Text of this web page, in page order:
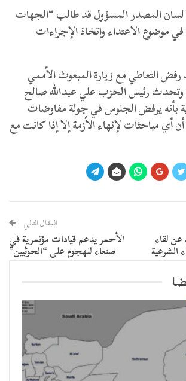
لسان المصدر المسؤول قد طالب “الجهات
موضوع الاعتداء واتخاذ الإجراءات
رفض التعاطي مع زيارة المبعوث الأممي
وتحدث رئيس الحزب علي عبدالله صالح
بأنه يرفض الجلوس في جولة مفاوضات
أي مباحثات لإنهاء الأزمة إلا إذا كانت مع
لقاء
الشرعية
المقال التالي
الأحمر يدعم قيادات مؤتمرية في
صنعاء للهجوم على “الحوثيين”